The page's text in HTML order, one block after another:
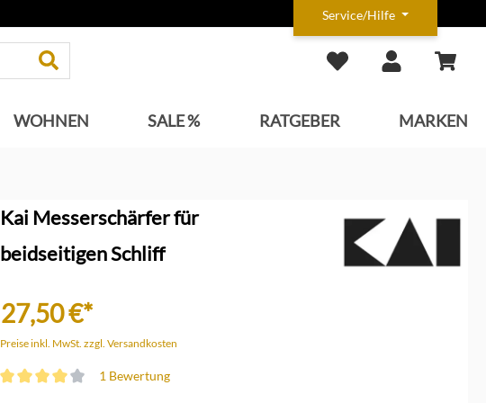
Service/Hilfe
WOHNEN SALE % RATGEBER MARKEN
Kai Messerschärfer für
beidseitigen Schliff
27,50 €*
Preise inkl. MwSt. zzgl. Versandkosten
1 Bewertung